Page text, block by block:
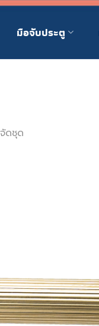
มือจับประตู
ดชุด